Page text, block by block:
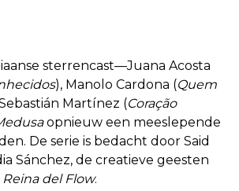
sterrencast—Juana Acosta
), Manolo Cardona (Quem
Martínez (Coração
opnieuw een meeslepende
De serie is bedacht door Said
Sánchez, de creatieve geesten
Reina del Flow.